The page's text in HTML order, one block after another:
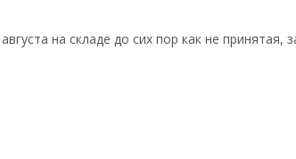
на складе до сих пор как не принятая,